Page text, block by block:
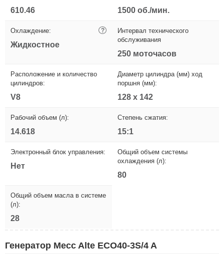
610.46 1500 об./мин.
Охлаждение: ?
Жидкостное
Интервал технического
обслуживания
250 моточасов
Расположение и количество
цилиндров:
V8
Диаметр цилиндра (мм) ход
поршня (мм):
128 x 142
Рабочий объем (л):
14.618
Степень сжатия:
15:1
Электронный блок управления:
Нет
Общий объем системы
охлаждения (л):
80
Общий объем масла в системе
(л):
28
Генератор Mecc Alte ECO40-3S/4 A